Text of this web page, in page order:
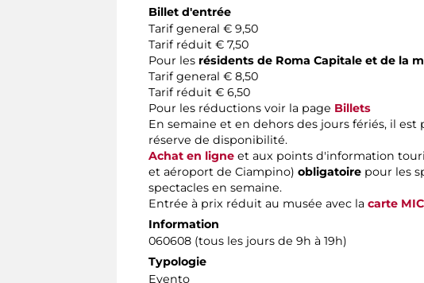
Billet d'entrée
Tarif general € 9,50
Tarif réduit € 7,50
Pour les résidents de Roma Capitale et de la
Tarif general € 8,50
Tarif réduit € 6,50
Pour les réductions voir la page Billets
En semaine et en dehors des jours fériés, il
réserve de disponibilité.
Achat en ligne et aux points d'information
et aéroport de Ciampino) obligatoire pour les
spectacles en semaine.
Entrée à prix réduit au musée avec la carte MIC
Information
060608 (tous les jours de 9h à 19h)
Typologie
Evento